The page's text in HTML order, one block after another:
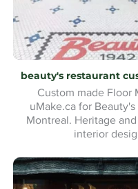
beauty's restaurant
Custom made Floor
uMake.ca for Beauty's
Montreal. Heritage
interior